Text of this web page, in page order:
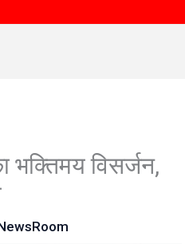
भक्तिमय विसर्जन,